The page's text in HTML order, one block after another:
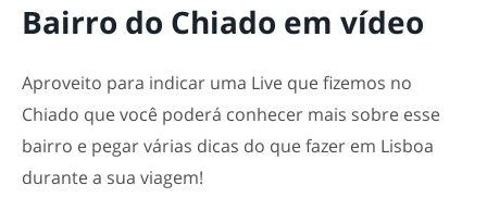
Bairro do Chiado em vídeo
Aproveito para indicar uma Live que fizemos no
Chiado que você poderá conhecer mais sobre esse
bairro e pegar várias dicas do que fazer em Lisboa
durante a sua viagem!